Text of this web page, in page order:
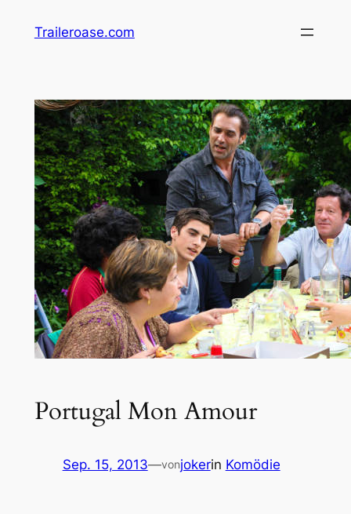
InhaltTraileroase.com
Portugal Mon Amour
Sep. 15, 2013—vonjokerin Komödie